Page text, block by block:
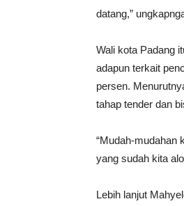
datang,”
Wali kota Padang
adapun terkait
persen.
tahap tender dan
“Mudah-mudahan
yang sudah kita
Lebih lanjut